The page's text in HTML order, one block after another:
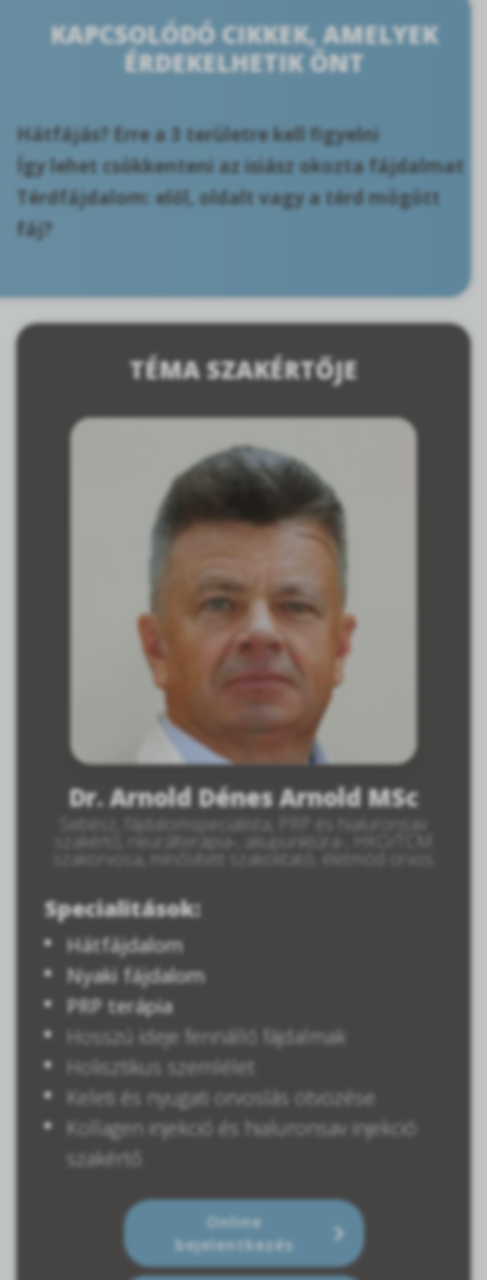
KAPCSOLÓDÓ CIKKEK, AMELYEK
ÉRDEKELHETIK ÖNT
Hátfájás? Erre a 3 területre kell figyelni
Így lehet csökkenteni az isiász okozta fájdalmat
Térdfájdalom: elől, oldalt vagy a térd mögött
fáj?
TÉMA SZAKÉRTŐJE
Dr. Arnold Dénes Arnold MSc
Sebész, fájdalomspecialista, PRP és hialuronsav
szakértő, neurálterápia-, akupunktúra-, HKO/TCM
szakorvosa, minősített szakoktató, életmód orvos
Specialitások:
Hátfájdalom
Nyaki fájdalom
PRP terápia
Hosszú ideje fennálló fájdalmak
Holisztikus szemlélet
Keleti és nyugati orvoslás ötvözése
Kollagen injekció és hialuronsav injekció
szakértő
Online
bejelentkezés